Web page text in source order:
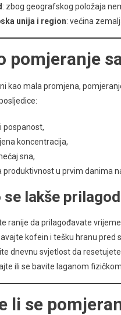
: zbog geografskog položaja
unija i region: većina
pomjeranje
kao mala promjena,
pospanost,
koncentracija,
sna,
produktivnost u prvim danima
se lakše
ranije da prilagođavate
kofein i tešku hranu pred
dnevnu svjetlost da
ili se bavite laganom
li se